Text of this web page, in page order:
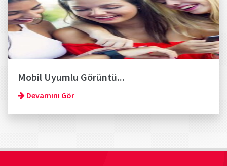
Mobil Uyumlu Görüntü...
Devamını Gör